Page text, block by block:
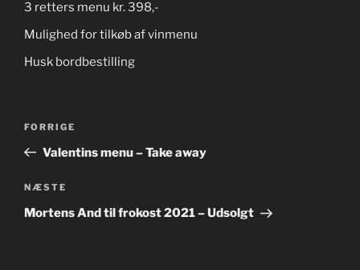
3 retters menu kr. 398,-
Mulighed for tilkøb af vinmenu
Husk bordbestilling
Forrige
indlæg
FORRIGE
Valentins menu – Take away
Næste
indlæg
NÆSTE
Mortens And til frokost 2021 – Udsolgt